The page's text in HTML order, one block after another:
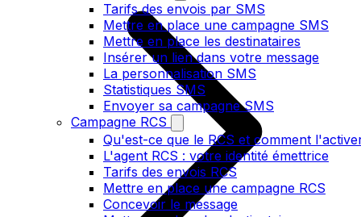
Tarifs des envois par SMS
Mettre en place une campagne SMS
Mettre en place les destinataires
Insérer un lien dans votre message
La personnalisation SMS
Statistiques SMS
Envoyer sa campagne SMS
Campagne RCS
Qu'est-ce que le RCS et comment
L'agent RCS : votre identité émettrice
Tarifs des envois RCS
Mettre en place une campagne RCS
Concevoir le message